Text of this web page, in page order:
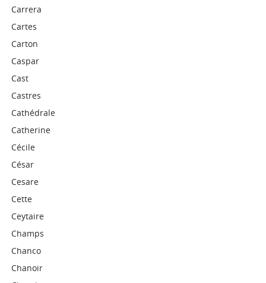
Carrera
Cartes
Carton
Caspar
Cast
Castres
Cathédrale
Catherine
Cécile
César
Cesare
Cette
Ceytaire
Champs
Chanco
Chanoir